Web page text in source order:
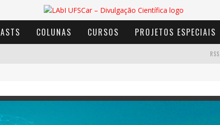
COLUNAS CURSOS PROJETOS ESPECIAIS
COM OS MOINHOS DE VENTO
RSS